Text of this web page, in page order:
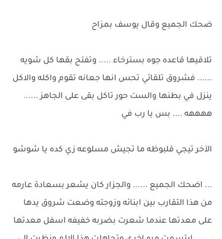
ضحك الجميع وقال يوسف بمزاح
تلاقيها قاعده جوه بسترخاء ..... وتفتح بقها كل شويه
...... فشروق تلقائي تحس انها جعانه تقوم واكله والاكل
ينزل في بطنها والست حور تاكل بقى على الجاهز ......
ههههه .... بس يا رب في
الآخر تيجي قلبوظه ما تجيش مسلوعه زي كده يا شوشو
... اضحك الجميع ...... والجزار كان يشعر بسعادة عارمه
من هذا التقارب بين ابنائه وزوجته وضعت شروق يدها
على معدتها عندما شعرت بضربه خفيفه اسفل معدتها